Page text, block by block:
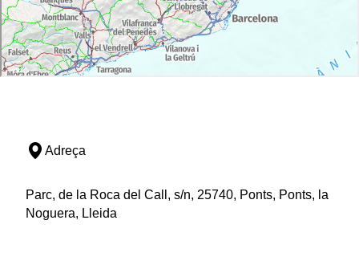
Adreça
Parc, de la Roca del Call, s/n, 25740, Ponts, Ponts, la
Noguera, Lleida